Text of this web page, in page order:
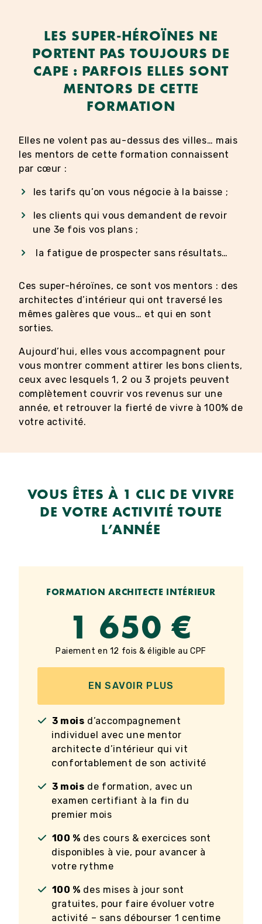
LES SUPER-HÉROÏNES NE
PORTENT PAS TOUJOURS DE
CAPE : PARFOIS ELLES SONT
MENTORS DE CETTE
FORMATION
Elles ne volent pas au-dessus des villes… mais
les mentors de cette formation connaissent
par cœur :
les tarifs qu’on vous négocie à la baisse ;
les clients qui vous demandent de revoir
une 3e fois vos plans ;
la fatigue de prospecter sans résultats…
Ces super-héroïnes, ce sont vos mentors : des
architectes d’intérieur qui ont traversé les
mêmes galères que vous… et qui en sont
sorties.
Aujourd’hui, elles vous accompagnent pour
vous montrer comment attirer les bons clients,
ceux avec lesquels 1, 2 ou 3 projets peuvent
complètement couvrir vos revenus sur une
année, et retrouver la fierté de vivre à 100% de
votre activité.
VOUS ÊTES À 1 CLIC DE VIVRE
DE VOTRE ACTIVITÉ TOUTE
L’ANNÉE
FORMATION ARCHITECTE INTÉRIEUR
1 650 €
Paiement en 12 fois & éligible au CPF
EN SAVOIR PLUS
3 mois d’accompagnement
individuel avec une mentor
architecte d’intérieur qui vit
confortablement de son activité
3 mois de formation, avec un
examen certifiant à la fin du
premier mois
100 % des cours & exercices sont
disponibles à vie, pour avancer à
votre rythme
100 % des mises à jour sont
gratuites, pour faire évoluer votre
activité – sans débourser 1 centime